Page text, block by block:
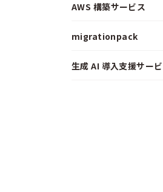
AWS 構築サービス
migrationpack
生成 AI 導入支援サー